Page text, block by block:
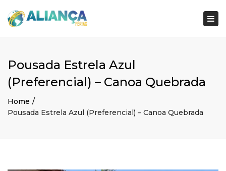
Pousada Estrela Azul
(Preferencial) – Canoa Quebrada
Home
Pousada Estrela Azul (Preferencial) – Canoa Quebrada